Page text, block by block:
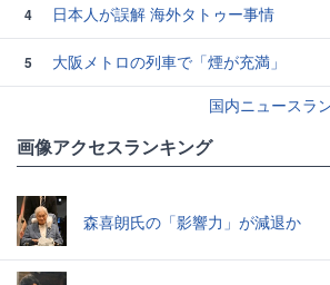
4 日本人が誤解 海外タトゥー事情
5
大阪メトロの列車で「煙が充満」
国内ニュースラ
画像アクセスランキング
森喜朗氏の「影響力」が減退か